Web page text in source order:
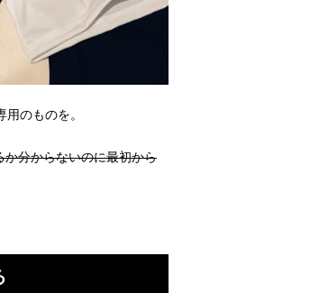
のものを。
か分からないのに最初から